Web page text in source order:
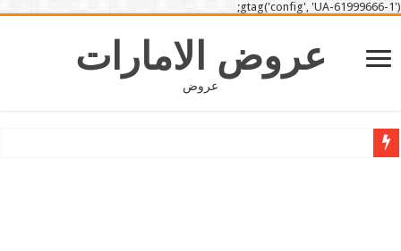
gtag('config', 'UA-61999666-1');
عروض الامارات
عروض